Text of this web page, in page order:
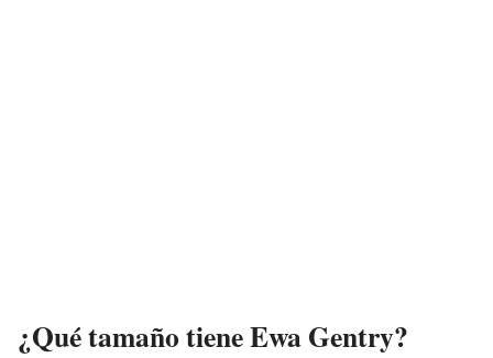
¿Qué tamaño tiene Ewa Gentry?